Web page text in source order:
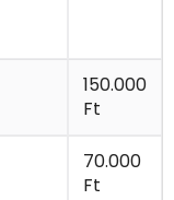
150.000
Ft
70.000
Ft